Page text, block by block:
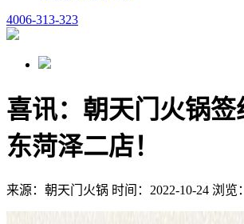
4006-313-323
喜讯：朝天门火锅签
东菏泽二店！
来源：朝天门火锅 时间：2022-10-24 浏览